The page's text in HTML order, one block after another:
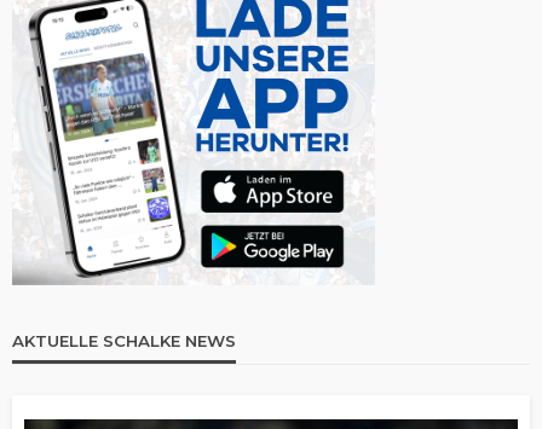
AKTUELLE SCHALKE NEWS